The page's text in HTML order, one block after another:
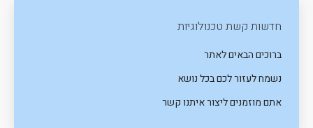
חדשות קשת טכנולוגיות
ברוכים הבאים לאתר
נשמח לעזור לכם בכל נושא
אתם מוזמנים ליצור איתנו קשר